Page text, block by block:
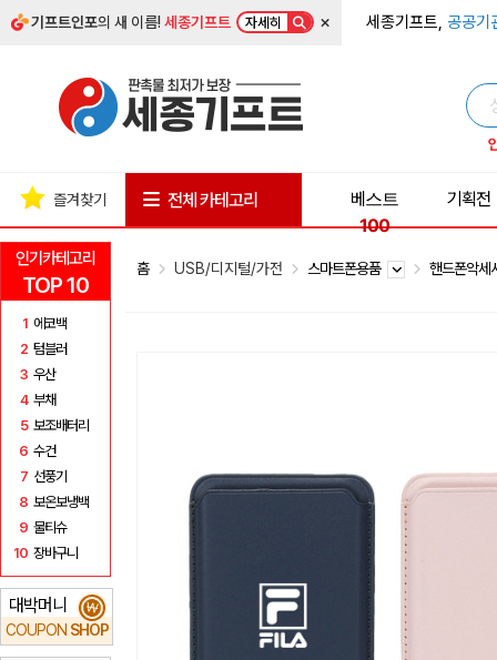
기프트인포의 새 이름!세종기프트 자세히 × 세종기프트, 공공기
인기카테고리
TOP 10
1 에코백
2 텀블러
3 우산
4 부채
5 보조배터리
6 수건
7 선풍기
8 보온보냉백
9 물티슈
10 장바구니
대박머니
COUPON SHOP
₩
즐겨찾기 전체 카테고리
베스트
100
기획전
홈 USB/디지털/가전 스마트폰용품 핸드폰악